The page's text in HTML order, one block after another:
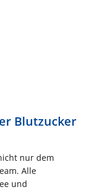
Blutzucker
nur dem
Alle
und